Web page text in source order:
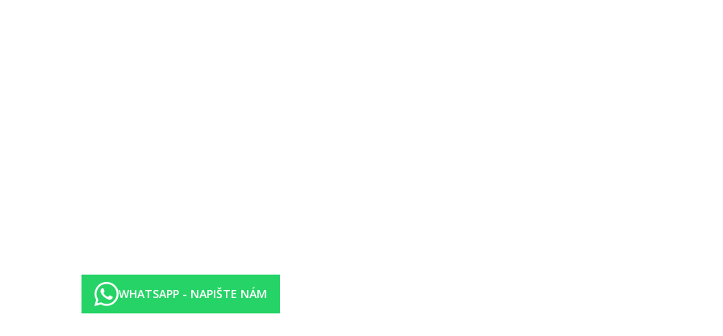
WHATSAPP - NAPIŠTE NÁM